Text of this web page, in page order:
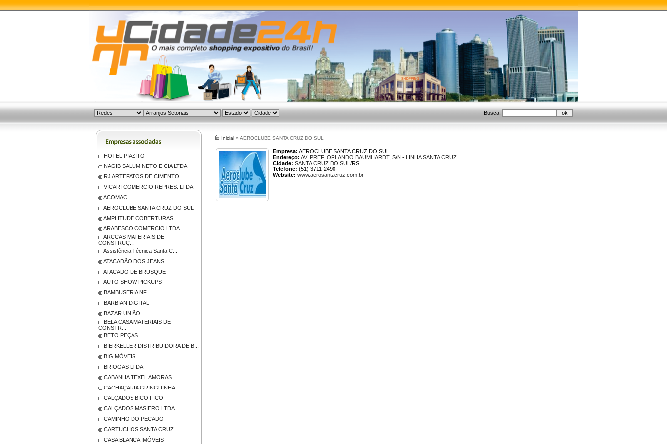
Busca:
HOTEL PIAZITO
NAGIB SALUM NETO E CIA LTDA
RJ ARTEFATOS DE CIMENTO
VICARI COMERCIO REPRES. LTDA
ACOMAC
AEROCLUBE SANTA CRUZ DO SUL
AMPLITUDE COBERTURAS
ARABESCO COMERCIO LTDA
ARCCAS MATERIAIS DE
CONSTRUÇ...
Assistência Técnica Santa C...
ATACADÃO DOS JEANS
ATACADO DE BRUSQUE
AUTO SHOW PICKUPS
BAMBUSERIA NF
BARBIAN DIGITAL
BAZAR UNIÃO
BELA CASA MATERIAIS DE
CONSTR...
BETO PEÇAS
BIERKELLER DISTRIBUIDORA DE B...
BIG MÓVEIS
BRIOGAS LTDA
CABANHA TEXEL AMORAS
CACHAÇARIA GRINGUINHA
CALÇADOS BICO FICO
CALÇADOS MASIERO LTDA
CAMINHO DO PECADO
CARTUCHOS SANTA CRUZ
CASA BLANCA IMÓVEIS
Inicial » AEROCLUBE SANTA CRUZ DO SUL
Empresa: AEROCLUBE SANTA CRUZ DO SUL
Endereço: AV. PREF. ORLANDO BAUMHARDT, S/N - LINHA SANTA CRUZ
Cidade: SANTA CRUZ DO SUL /RS
Telefone: (51) 3711-2490
Website: www.aerosantacruz.com.br